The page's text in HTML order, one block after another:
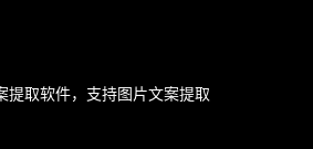
提取软件，支持图片文案提取